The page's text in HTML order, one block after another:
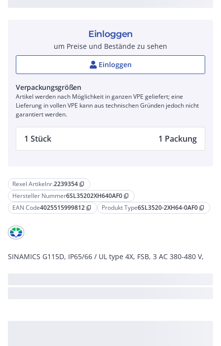
Rexel Artikelnr.2239354 content_copy
Hersteller Nummer6SL35202XH640AF0 content_copy
EAN Code4025515999812 content_copy Produkt Type6SL3520-2XH64-0AF0 content_copy
SINAMICS G115D, IP65/66 / UL type 4X, FSB, 3 AC 380-480 V,
Einloggen
um Preise und Bestände zu sehen
Einloggen
Verpackungsgrößen
Artikel werden nach Möglichkeit in ganzen VPE geliefert; eine
Lieferung in vollen VPE kann aus technischen Gründen jedoch nicht
garantiert werden.
1 Stück 1 Packung